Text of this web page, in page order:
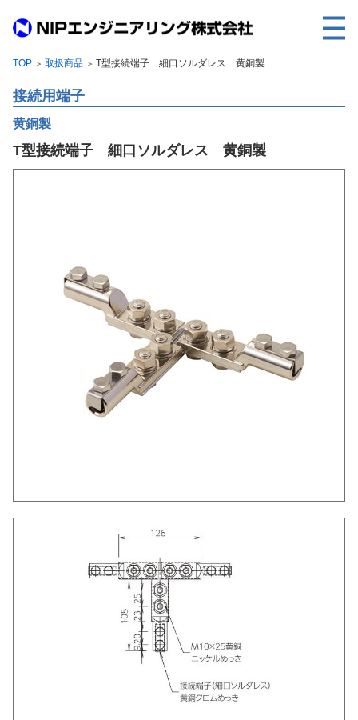
事業内容
各種実績
ご利用に際して
建設サイト・シリーズの
TOP ＞ 取扱商品 ＞ T型接続端子 細口ソルダレス 黄銅製
接続用端子
黄銅製
T型接続端子 細口ソルダレス 黄銅製